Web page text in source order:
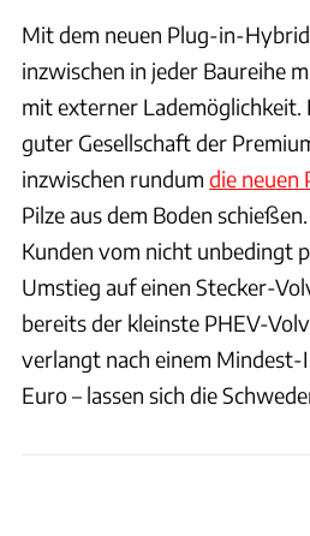
Mit dem neuen Plug-in-
inzwischen in jeder Baureihe
mit externer Lademöglichkeit.
guter Gesellschaft der
inzwischen rundum die neuen
Pilze aus dem Boden
Kunden vom nicht unbedingt
Umstieg auf einen Stecker-
bereits der kleinste PHEV-
verlangt nach einem
Euro – lassen sich die